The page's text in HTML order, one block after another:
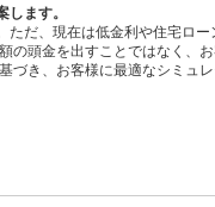
ます。
だ、現在は低金利や住宅ロ
の頭金を出すことではなく、
づき、お客様に最適なシミュ